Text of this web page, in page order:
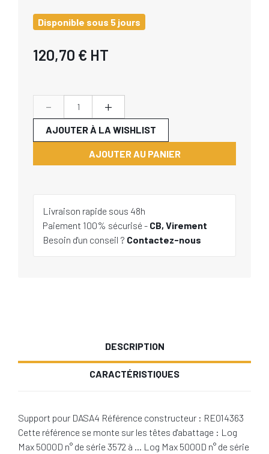
Disponible sous 5 jours
120,70 € HT
- +
AJOUTER AU PANIER
AJOUTER À LA WISHLIST
Livraison rapide sous 48h
Paiement 100% sécurisé - CB, Virement
Besoin d'un conseil ? Contactez-nous
DESCRIPTION
CARACTÉRISTIQUES
Support pour DASA4 Référence constructeur : RE014363
Cette référence se monte sur les têtes d'abattage : Log
Max 5000D n° de série 3572 à … Log Max 5000D n° de série